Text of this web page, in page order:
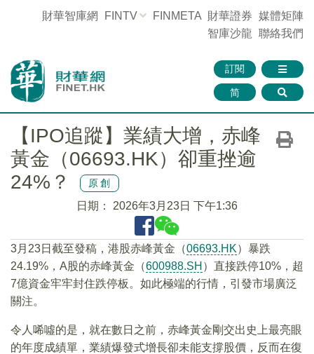
財華智庫網 FINTV FINMETA 財華證券 媒體矩陣
智庫沙龍 聯絡我們
訂閱
简
【IPO追蹤】業績大增，赤峰
黃金（06693.HK）卻重挫逾
24%？
原創
日期： 2026年3月23日 下午1:36
3月23日截至發稿，港股赤峰黃金（06693.HK）暴跌
24.19%，A股的赤峰黃金（600988.SH ）直接跌停10%，超
7億資金牢牢封住跌停板。如此極端的行情，引發市場廣泛
關注。
令人唏噓的是，就在數日之前，赤峰黃金剛交出史上最亮眼
的年度成績單，業績爆發式增長卻未能支撐股價，反而在復